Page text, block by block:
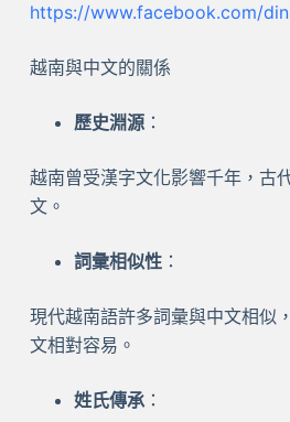
https://www.facebook.com/
越南與中文的關係
歷史淵源：
越南曾受漢字文化影響千年，古
文。
詞彙相似性：
現代越南語許多詞彙與中文相似
文相對容易。
姓氏傳承：